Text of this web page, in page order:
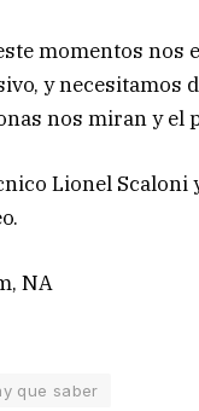
momentos nos
y necesitamos
nos miran y el
Lionel Scaloni
NA
que saber